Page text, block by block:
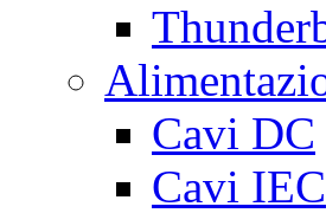
Cavi DC
Cavi IEC